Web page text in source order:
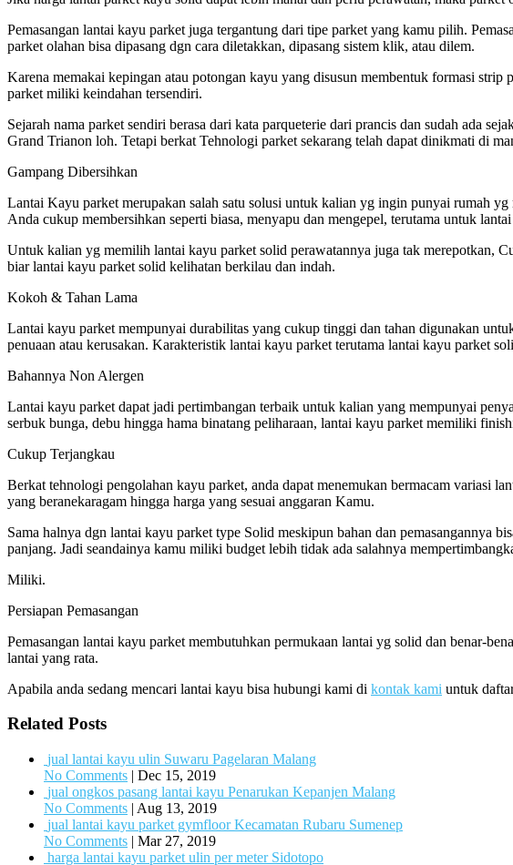
Pemasangan lantai kayu parket juga tergantung dari tipe parket yang kamu pilih.
parket olahan bisa dipasang dgn cara diletakkan, dipasang sistem klik, atau dilem.
Karena memakai kepingan atau potongan kayu yang disusun membentuk formasi
parket miliki keindahan tersendiri.
Sejarah nama parket sendiri berasa dari kata parqueterie dari prancis dan sudah ada
Grand Trianon loh. Tetapi berkat Tehnologi parket sekarang telah dapat dinikmati di
Gampang Dibersihkan
Lantai Kayu parket merupakan salah satu solusi untuk kalian yg ingin punyai rumah
Anda cukup membersihkan seperti biasa, menyapu dan mengepel, terutama untuk
Untuk kalian yg memilih lantai kayu parket solid perawatannya juga tak merepotkan,
biar lantai kayu parket solid kelihatan berkilau dan indah.
Kokoh & Tahan Lama
Lantai kayu parket mempunyai durabilitas yang cukup tinggi dan tahan digunakan
penuaan atau kerusakan. Karakteristik lantai kayu parket terutama lantai kayu parket
Bahannya Non Alergen
Lantai kayu parket dapat jadi pertimbangan terbaik untuk kalian yang mempunyai
serbuk bunga, debu hingga hama binatang peliharaan, lantai kayu parket memiliki
Cukup Terjangkau
Berkat tehnologi pengolahan kayu parket, anda dapat menemukan bermacam variasi
yang beranekaragam hingga harga yang sesuai anggaran Kamu.
Sama halnya dgn lantai kayu parket type Solid meskipun bahan dan pemasangannya
panjang. Jadi seandainya kamu miliki budget lebih tidak ada salahnya
Miliki.
Persiapan Pemasangan
Pemasangan lantai kayu parket membutuhkan permukaan lantai yg solid dan benar-
lantai yang rata.
Apabila anda sedang mencari lantai kayu bisa hubungi kami di kontak kami untuk
Related Posts
jual lantai kayu ulin Suwaru Pagelaran Malang
No Comments | Dec 15, 2019
jual ongkos pasang lantai kayu Penarukan Kepanjen Malang
No Comments | Aug 13, 2019
jual lantai kayu parket gymfloor Kecamatan Rubaru Sumenep
No Comments | Mar 27, 2019
harga lantai kayu parket ulin per meter Sidotopo